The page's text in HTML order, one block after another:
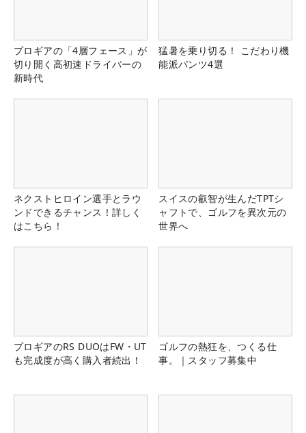
プロギアの「4層フェース」が
切り開く高初速ドライバーの
新時代
猛暑を乗り切る！ こだわり機
能派パンツ4選
ネクストヒロイン選手とラウ
ンドできるチャンス！詳しく
はこちら！
スイスの叡智が生んだTPTシ
ャフトで、ゴルフを異次元の
世界へ
プロギアのRS DUOはFW・UT
も完成度が高く購入者続出！
ゴルフの熱狂を、つくる仕
事。｜スタッフ募集中